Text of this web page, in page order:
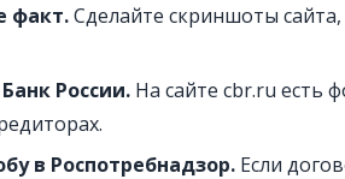
факт.Сделайте скриншоты
России. На сайте cbr.ru есть
в Роспотребнадзор. Если